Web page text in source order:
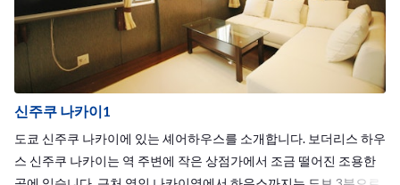
신주쿠 나카이1
도쿄 신주쿠 나카이에 있는 셰어하우스를 소개합니다. 보더리스 하우
스 신주쿠 나카이는 역 주변에 작은 상점가에서 조금 떨어진 조용한